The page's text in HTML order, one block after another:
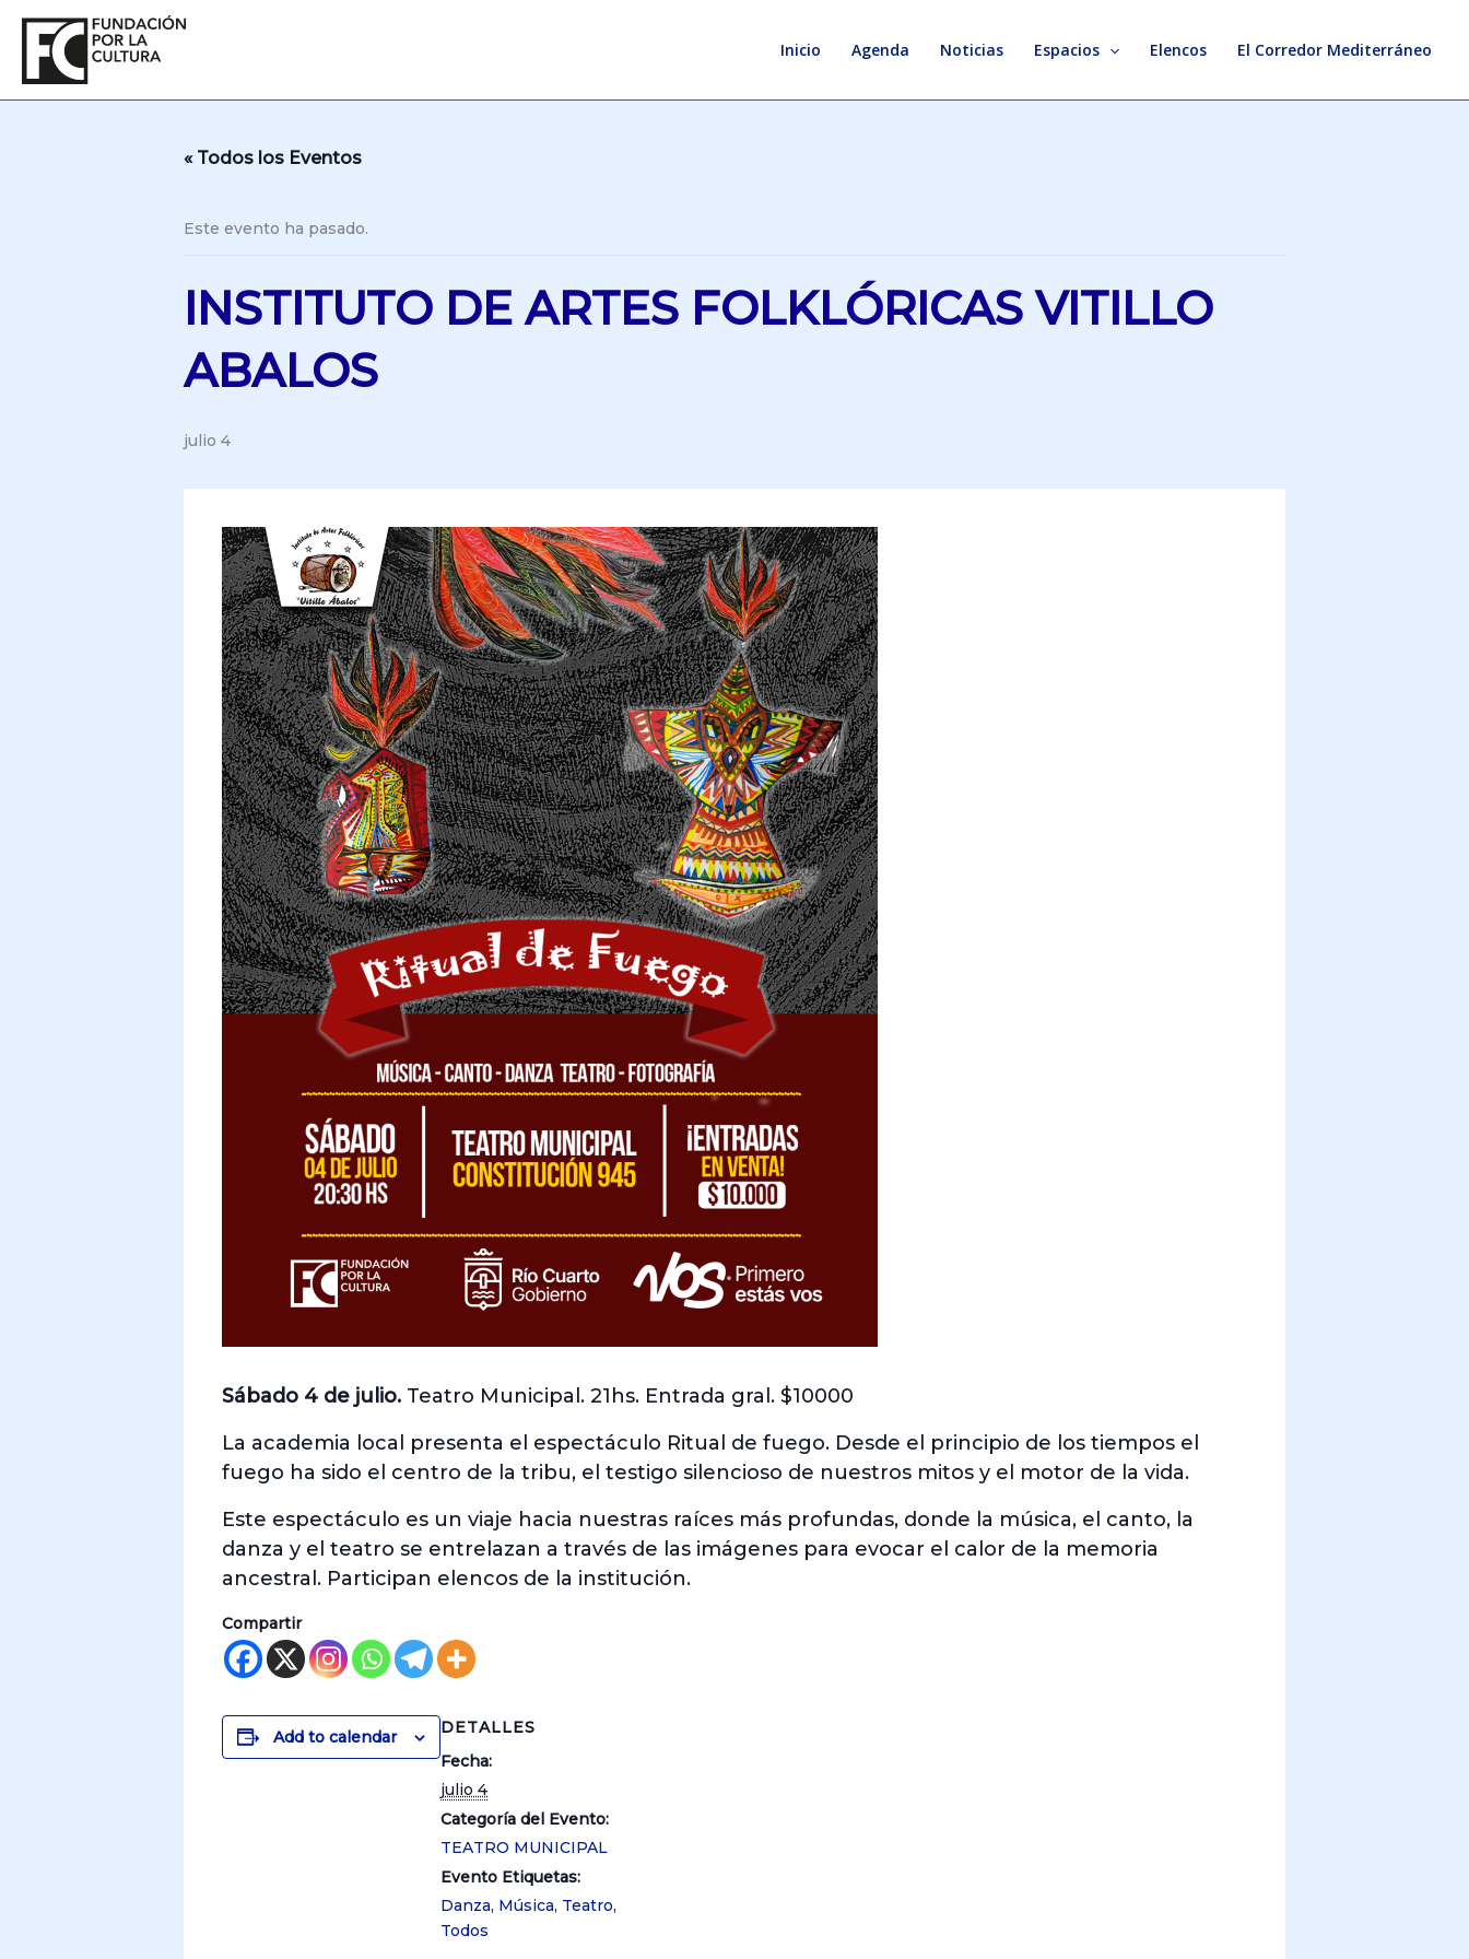
contenido
Inicio Agenda Noticias Espacios Elencos El Corredor Mediterráneo
« Todos los Eventos
Este evento ha pasado.
INSTITUTO DE ARTES FOLKLÓRICAS VITILLO
ABALOS
julio 4
Sábado 4 de julio. Teatro Municipal. 21hs. Entrada gral. $10000
La academia local presenta el espectáculo Ritual de fuego. Desde el principio de los tiempos el
fuego ha sido el centro de la tribu, el testigo silencioso de nuestros mitos y el motor de la vida.
Este espectáculo es un viaje hacia nuestras raíces más profundas, donde la música, el canto, la
danza y el teatro se entrelazan a través de las imágenes para evocar el calor de la memoria
ancestral. Participan elencos de la institución.
Compartir
Add to calendar
DETALLES
Fecha:
julio 4
Categoría del Evento:
TEATRO MUNICIPAL
Evento Etiquetas:
Danza, Música, Teatro,
Todos